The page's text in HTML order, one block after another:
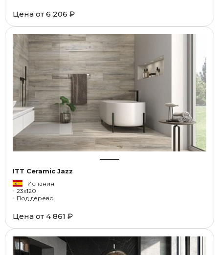
Цена от 6 206 ₽
ITT Ceramic Jazz
Испания
23x120
Под дерево
Цена от 4 861 ₽